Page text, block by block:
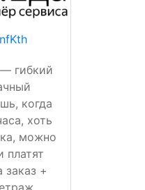
гибкий
когда
хоть
можно
платят
заказ +